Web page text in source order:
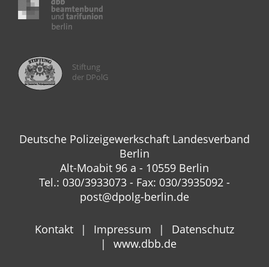
Stiftung
der DPolG
Deutsche Polizeigewerkschaft Landesverband
Berlin
Alt-Moabit 96 a - 10559 Berlin
Tel.: 030/3933073 - Fax: 030/3935092 -
post@dpolg-berlin.de
Kontakt Impressum
Datenschutz
www.dbb.de